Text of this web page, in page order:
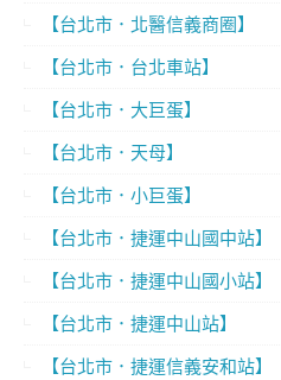
【台北市．北醫信義商圈】
【台北市．台北車站】
【台北市．大巨蛋】
【台北市．天母】
【台北市．小巨蛋】
【台北市．捷運中山國中站】
【台北市．捷運中山國小站】
【台北市．捷運中山站】
【台北市．捷運信義安和站】